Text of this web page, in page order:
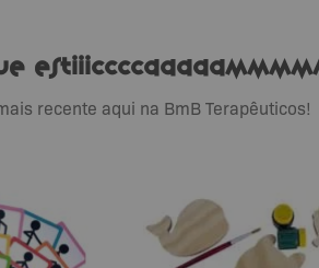
recente aqui na BmB Terapêuticos!